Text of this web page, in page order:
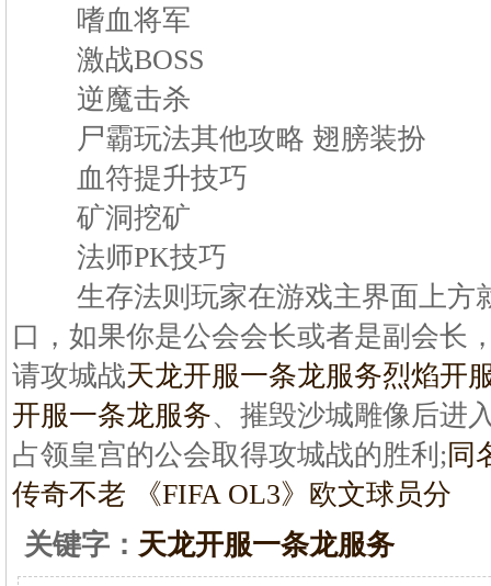
嗜血将军
激战BOSS
逆魔击杀
尸霸玩法其他攻略 翅膀装扮
血符提升技巧
矿洞挖矿
法师PK技巧
生存法则玩家在游戏主界面上方
口，如果你是公会会长或者是副会长
请攻城战天龙开服一条龙服务烈焰开
开服一条龙服务、摧毁沙城雕像后进
占领皇宫的公会取得攻城战的胜利;同
传奇不老 《FIFA OL3》欧文球员分
关键字： 天龙开服一条龙服务